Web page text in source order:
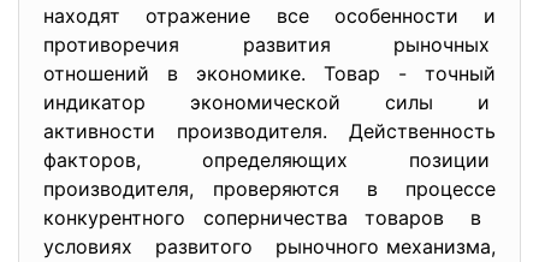
находят отражение все особенности и
противоречия развития рыночных
отношений в экономике. Товар - точный
индикатор экономической силы и
активности производителя. Действенность
факторов, определяющих позиции
производителя, проверяются в процессе
конкурентного соперничества товаров в
условиях развитого рыночного механизма,